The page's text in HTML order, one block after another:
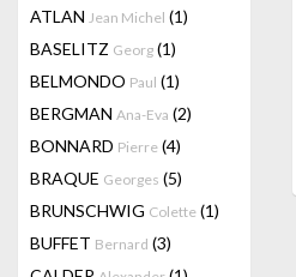
ATLAN Jean Michel (1)
BASELITZ Georg (1)
BELMONDO Paul (1)
BERGMAN Ana-Eva (2)
BONNARD Pierre (4)
BRAQUE Georges (5)
BRUNSCHWIG Colette (1)
BUFFET Bernard (3)